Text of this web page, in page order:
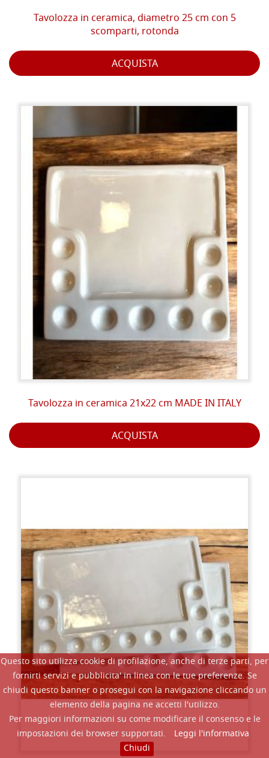
Questo sito utilizza cookie di profilazione, anche di terze parti, per
fornirti servizi e pubblicita' in linea con le tue preferenze. Se
chiudi questo banner o prosegui con la navigazione cliccando un
elemento della pagina ne accetti l'utilizzo.
Per maggiori informazioni su come modificare il consenso e le
impostazioni dei browser supportati.
Leggi l'informativa
Chiudi
Tavolozza in ceramica, diametro 25 cm con 5
scomparti, rotonda
ACQUISTA
Tavolozza in ceramica 21x22 cm MADE IN ITALY
ACQUISTA